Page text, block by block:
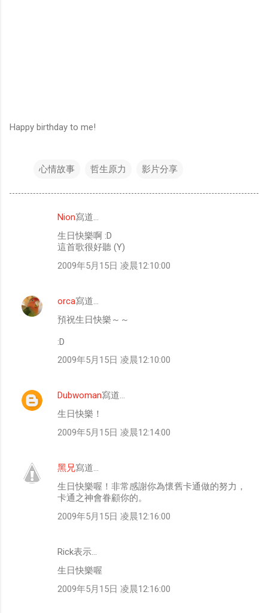
Happy birthday to me!
心情故事 哲生原力 影片分享
Nion寫道…
生日快樂啊 :D
這首歌很好聽 (Y)
2009年5月15日 凌晨12:10:00
orca寫道…
預祝生日快樂～～
:D
2009年5月15日 凌晨12:10:00
Dubwoman寫道…
生日快樂！
2009年5月15日 凌晨12:14:00
黑兄寫道…
生日快樂喔！非常感謝你為懷舊卡通做的努力，
卡通之神會眷顧你的。
2009年5月15日 凌晨12:16:00
Rick表示…
生日快樂喔
2009年5月15日 凌晨12:16:00